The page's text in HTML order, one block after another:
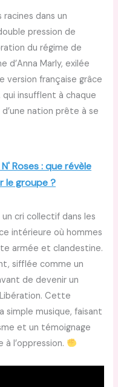
dans un
pression de
du régime de
d’Anna Marly, exilée
version française grâce
qui insufflent à chaque
nation prête à se
Roses : que révèle
le groupe ?
cri collectif dans les
intérieure où hommes
armée et clandestine.
sifflée comme un
de devenir un
Cette
simple musique, faisant
et un témoignage
l’oppression.